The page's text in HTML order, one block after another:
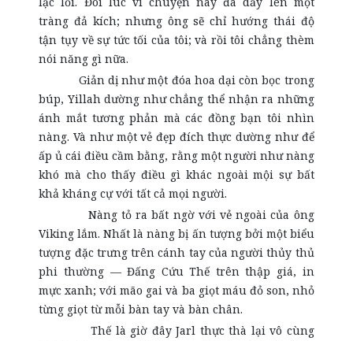
tràng đả kích; nhưng ông sẽ chỉ hướng thái độ
tận tụy về sự tức tối của tôi; và rồi tôi chẳng thèm
nói năng gì nữa.
Giản dị như một đóa hoa dại còn bọc trong
búp, Yillah dường như chẳng thể nhận ra những
ánh mắt tương phản mà các đồng bạn tôi nhìn
nàng. Và như một vẻ đẹp đích thực dường như để
ấp ủ cái điều cầm bằng, rằng một người như nàng
khó mà cho thấy điều gì khác ngoài mội sự bất
khả kháng cự với tất cả mọi người.
Nàng tỏ ra bất ngờ với vẻ ngoài của ông
Viking lắm. Nhất là nàng bị ấn tượng bởi một biểu
tượng đặc trưng trên cánh tay của người thủy thủ
phi thường — Đấng Cứu Thế trên thập giá, in
mực xanh; với mão gai và ba giọt máu đỏ son, nhỏ
từng giọt từ mỗi bàn tay và bàn chân.
Thế là giờ đây Jarl thực thà lại vô cùng